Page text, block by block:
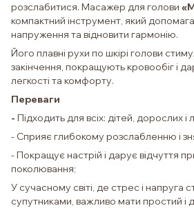
розслабитися. Масажер для голови
компактний інструмент, який
напруження та відновити гармонію.
Його плавні рухи по шкірі голови
закінчення, покращують кровообіг і
легкості та комфорту.
Переваги
- Підходить для всіх: дітей, дорослих
- Сприяє глибокому розслабленню і
- Покращує настрій і дарує відчуття
поколювання;
У сучасному світі, де стрес і напруга
супутниками, важливо мати простий і